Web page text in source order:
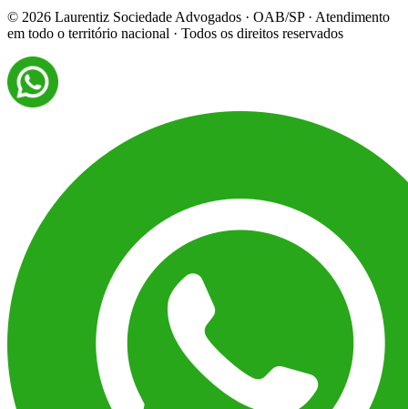
© 2026 Laurentiz Sociedade Advogados · OAB/SP · Atendimento
em todo o território nacional · Todos os direitos reservados